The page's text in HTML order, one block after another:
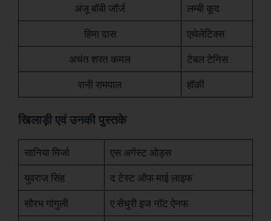
अंजू बॉबी जॉर्ज
लम्बी कूद
हिमा दास
एथेलेटिक्स
अचंत शरत कमल
टेबल टेनिस
रानी रामपाल
हॉकी
खिलाड़ी एवं उनकी पुस्तके
सानिया मिर्जा
एस अगेंस्ट ओड्स
युवराज सिंह
द टेस्ट ऑफ माई लाइफ
सौरभ गांगुली
ए सेंचुरी इज नॉट ऐनफ